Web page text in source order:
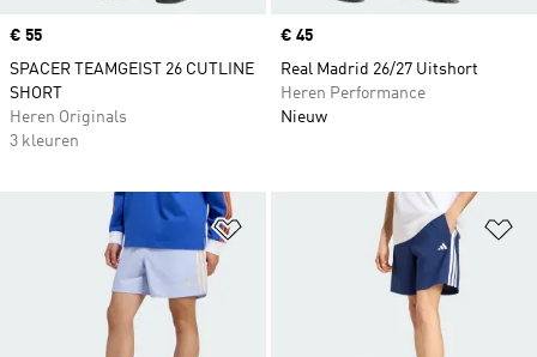
Price
€ 55
SPACER TEAMGEIST 26 CUTLINE
SHORT
Heren Originals
3 kleuren
Price
€ 45
Real Madrid 26/27 Uitshort
Heren Performance
Nieuw
Op verlanglijst zetten